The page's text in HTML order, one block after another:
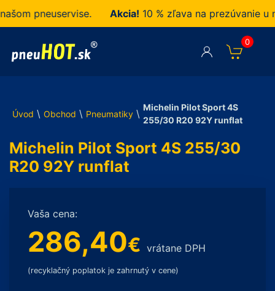
pneuservise. Akcia!10 % zľava na prezúvanie u
0
Úvod \ Obchod \ Pneumatiky \
Michelin Pilot Sport 4S
255/30 R20 92Y runflat
Michelin Pilot Sport 4S 255/30
R20 92Y runflat
Vaša cena:
286,40€ vrátane DPH
(recyklačný poplatok je zahrnutý v cene)